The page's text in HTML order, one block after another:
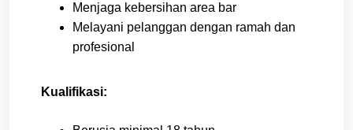
Menjaga kebersihan area bar
Melayani pelanggan dengan ramah dan
profesional
Kualifikasi: